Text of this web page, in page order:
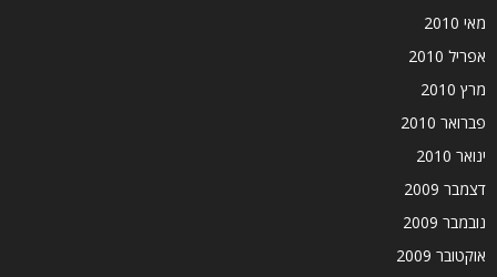
מאי 2010
אפריל 2010
מרץ 2010
פברואר 2010
ינואר 2010
דצמבר 2009
נובמבר 2009
אוקטובר 2009